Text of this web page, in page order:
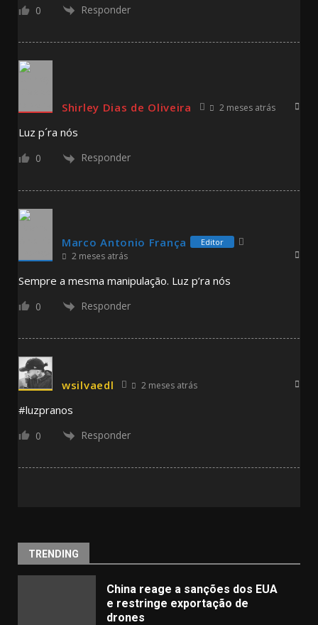
0 Responder
Shirley Dias de Oliveira 2 meses atrás
Luz p´ra nós
0 Responder
Marco Antonio França Editor
2 meses atrás
Sempre a mesma manipulação. Luz p’ra nós
0 Responder
wsilvaedl 2 meses atrás
#luzpranos
0 Responder
TRENDING
China reage a sanções dos EUA
e restringe exportação de
drones